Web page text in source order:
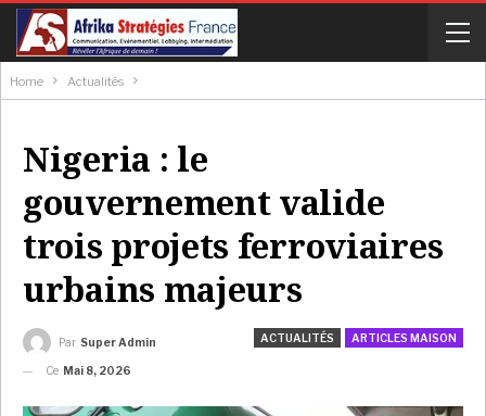
Home Actualités
Nigeria : le
gouvernement valide
trois projets ferroviaires
urbains majeurs
ACTUALITÉS ARTICLES MAISON
Par Super Admin
Ce Mai 8, 2026